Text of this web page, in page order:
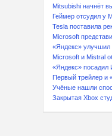
Mitsubishi начнёт
Геймер отсудил у
Tesla поставила
Microsoft
«Яндекс» улучшил
Microsoft и Mistral
«Яндекс» посадил
Первый трейлер и
Учёные нашли
Закрытая Xbox